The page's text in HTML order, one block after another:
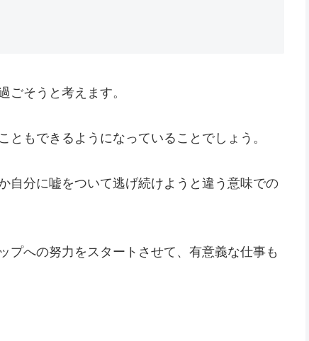
ごそうと考えます。
もできるようになっていることでしょう。
自分に嘘をついて逃げ続けようと違う意味での
プへの努力をスタートさせて、有意義な仕事も